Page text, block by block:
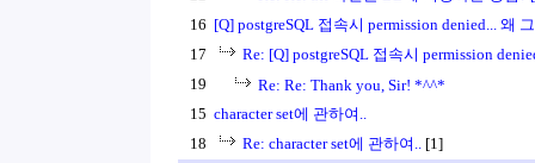
16 [Q] postgreSQL 접속시 permission denied... 왜
17
Re: [Q] postgreSQL 접속시 permission
19
Re: Re: Thank you, Sir! *^^*
15 character set에 관하여..
18
Re: character set에 관하여.. [1]